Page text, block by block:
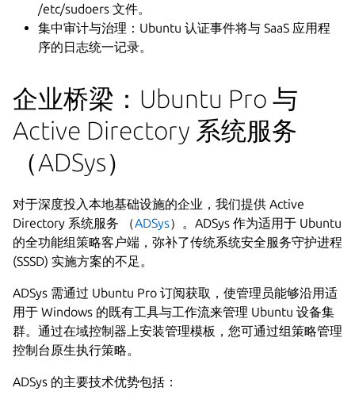
/etc/sudoers 文件。
集中审计与治理 ：Ubuntu 认证事件将与 SaaS 应用程
序的日志统一记录。
企业桥梁：Ubuntu Pro 与
Active Directory 系统服务
（ADSys）
对于深度投入本地基础设施的企业，我们提供 Active
Directory 系统服务 （ADSys）。ADSys 作为适用于 Ubuntu
的全功能组策略客户端，弥补了传统系统安全服务守护进程
(SSSD) 实施方案的不足。
ADSys 需通过 Ubuntu Pro 订阅获取，使管理员能够沿用适
用于 Windows 的既有工具与工作流来管理 Ubuntu 设备集
群。通过在域控制器上安装管理模板，您可通过组策略管理
控制台原生执行策略。
ADSys 的主要技术优势包括：